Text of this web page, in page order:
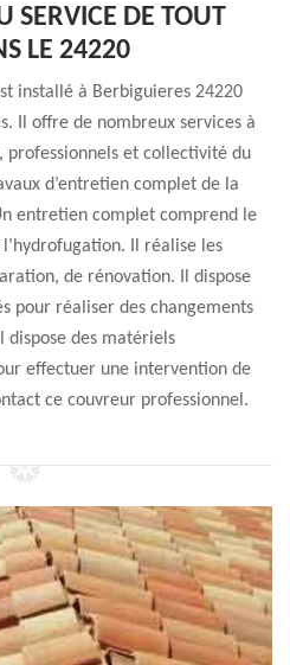
SERVICE DE TOUT
LE 24220
installé à Berbiguieres 24220
Il offre de nombreux services à
et collectivité du
d’entretien complet de la
entretien complet comprend le
Il réalise les
de rénovation. Il dispose
pour réaliser des changements
des matériels
effectuer une intervention de
ce couvreur professionnel.